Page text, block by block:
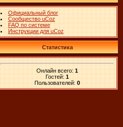
Официальный блог
Сообщество uCoz
FAQ по системе
Инструкции для uCoz
Статистика
Онлайн всего: 1
Гостей: 1
Пользователей: 0